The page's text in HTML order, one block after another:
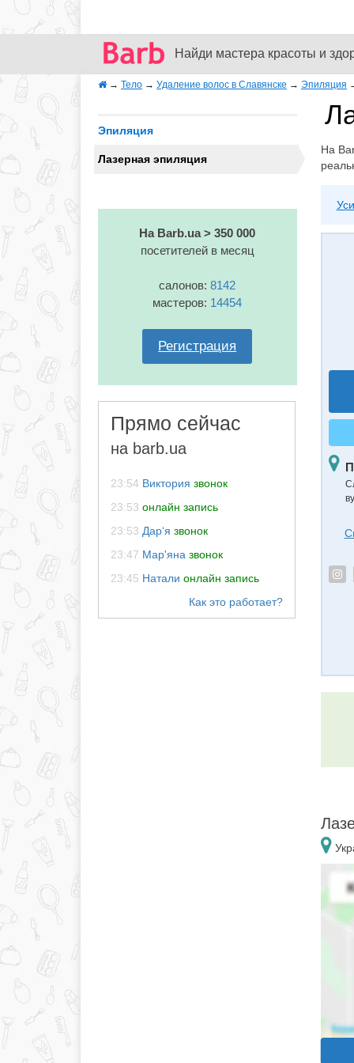
Найди мастера красоты и
→ Тело → Удаление волос в Славянске → Эпиляция
На
Эпиляция
Лазерная эпиляция
На Barb.ua > 350 000
посетителей в месяц
салонов:8142
мастеров: 14454
Регистрация
Прямо сейчас
на barb.ua
23:54 Виктория звонок
23:53 онлайн запись
23:53 Дар‘я звонок
23:47 Мар'яна звонок
23:45 Натали онлайн запись